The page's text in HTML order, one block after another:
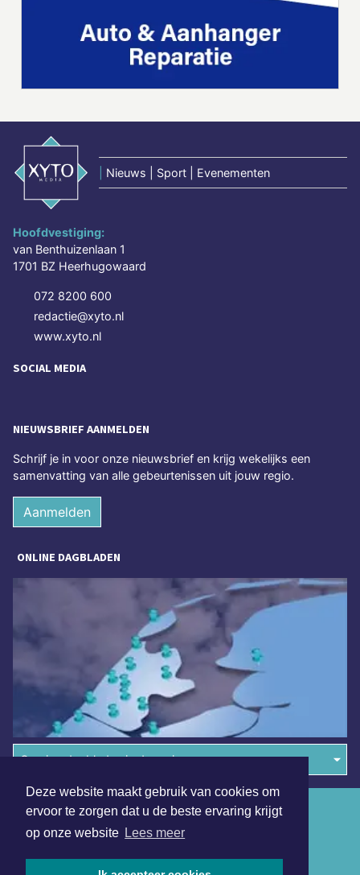
Deze website maakt gebruik van cookies om
ervoor te zorgen dat u de beste ervaring krijgt
op onze website Lees meer
Nieuws | Sport | Evenementen
Hoofdvestiging:
van Benthuizenlaan 1
1701 BZ Heerhugowaard
072 8200 600
redactie@xyto.nl
www.xyto.nl
SOCIAL MEDIA
NIEUWSBRIEF AANMELDEN
Schrijf je in voor onze nieuwsbrief en krijg wekelijks een
samenvatting van alle gebeurtenissen uit jouw regio.
Aanmelden
ONLINE DAGBLADEN
Overige dagbladen in de regio
Algemene voorwaarden
Disclaimer